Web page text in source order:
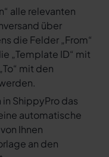
alle relevanten
über
die Felder „From“
„Template ID“ mit
mit den
ShippyPro das
automatische
Ihnen
an den